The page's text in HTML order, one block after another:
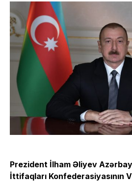
Prezident İlham Əliyev
İttifaqları Konfederasiyasının